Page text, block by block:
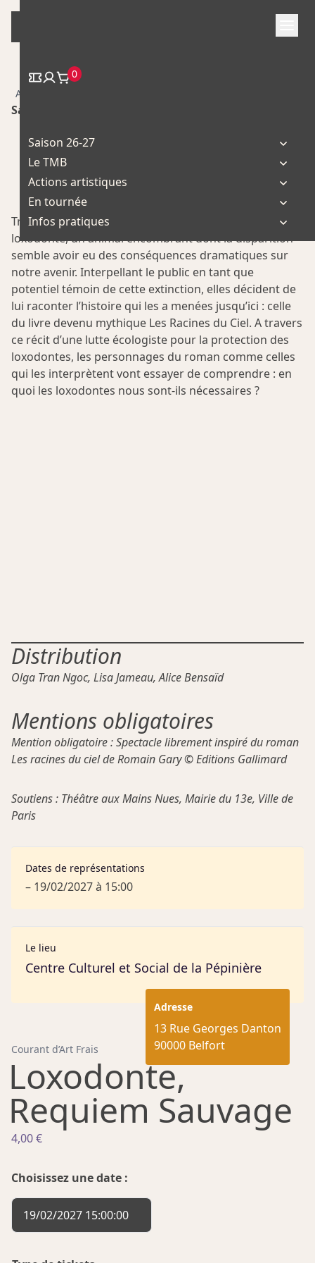
Skip
content
0
Saison 26-27
Le TMB
Actions artistiques
En tournée
Infos pratiques
Accueil
Sauvage
Trois exploratrices arrivent du futur pour retrouver le
loxodonte, un animal encombrant dont la disparition
semble avoir eu des conséquences dramatiques sur
notre avenir. Interpellant le public en tant que
potentiel témoin de cette extinction, elles décident de
lui raconter l’histoire qui les a menées jusqu’ici : celle
du livre devenu mythique Les Racines du Ciel. A travers
ce récit d’une lutte écologiste pour la protection des
loxodontes, les personnages du roman comme celles
qui les interprètent vont essayer de comprendre : en
quoi les loxodontes nous sont-ils nécessaires ?
Distribution
Olga Tran Ngoc, Lisa Jameau, Alice Bensaïd
Mentions obligatoires
Mention obligatoire : Spectacle librement inspiré du roman
Les racines du ciel de Romain Gary © Editions Gallimard
Soutiens : Théâtre aux Mains Nues, Mairie du 13e, Ville de
Paris
Dates de représentations
– 19/02/2027 à 15:00
Le lieu
Centre Culturel et Social de la Pépinière
Adresse
13 Rue Georges Danton
90000 Belfort
Courant d’Art Frais
Loxodonte,
Requiem Sauvage
4,00€
Choisissez une date :
19/02/2027 15:00:00